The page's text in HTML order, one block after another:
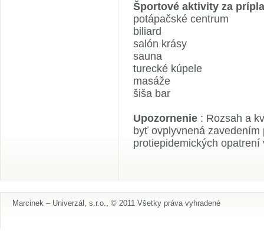
Športové aktivity za
potápačské centrum
biliard
salón krásy
sauna
turecké kúpele
masáže
šiša bar
Upozornenie : Rozsah a
byť ovplyvnená
protiepidemických opatrení
Marcinek – Univerzál, s.r.o., © 2011 Všetky práva vyhradené